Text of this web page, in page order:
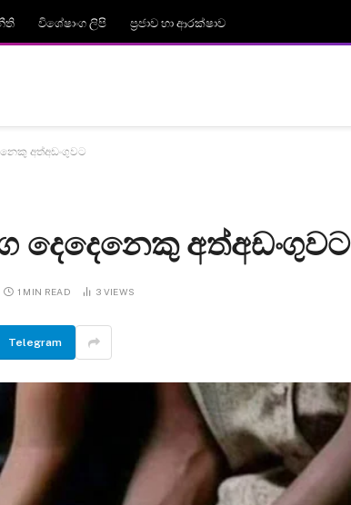
විශේෂාංග ලිපි ප්‍රජාව හා ආරක්ෂාව
අත්අඩංගුවට
දෙදෙනෙකු අත්අඩංගුවට
1 MIN READ 3 VIEWS
Telegram